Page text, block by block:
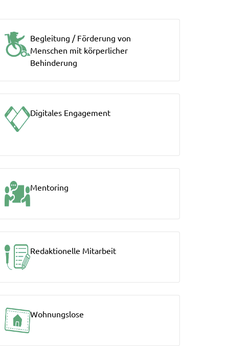
Begleitung / Förderung von
Menschen mit körperlicher
Behinderung
Digitales Engagement
Mentoring
Redaktionelle Mitarbeit
Wohnungslose